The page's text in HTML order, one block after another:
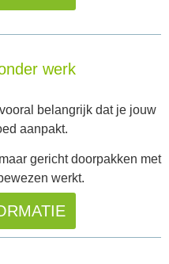
werk
belangrijk dat je jouw
aanpakt.
gericht doorpakken met
werkt.